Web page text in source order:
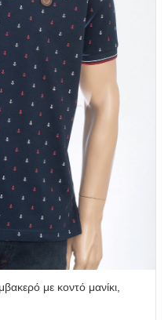
με κοντό μανίκι,